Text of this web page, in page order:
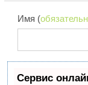
Имя (
Сервис